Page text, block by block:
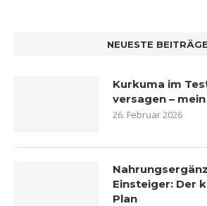
NEUESTE BEITRÄGE
Kurkuma im
versagen –
26. Februar 2026
Einsteiger: Der
Plan